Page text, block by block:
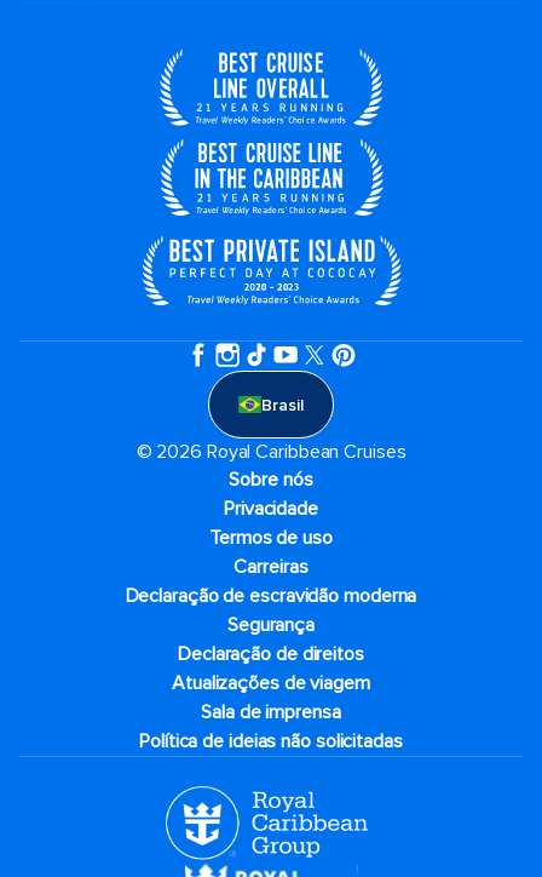
Brasil
© 2026 Royal Caribbean Cruises
Sobre nós
Privacidade
Termos de uso
Carreiras
Declaração de escravidão moderna
Segurança
Declaração de direitos
Atualizações de viagem
Sala de imprensa
Política de ideias não solicitadas